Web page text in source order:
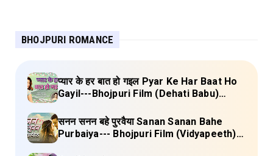
BHOJPURI ROMANCE
प्यार के हर बात हो गइल Pyar Ke Har Baat Ho
Gayil---Bhojpuri Film (Dehati Babu)
सनन सनन बहे पुरवैया Sanan Sanan Bahe
Purbaiya--- Bhojpuri Film (Vidyapeeth)